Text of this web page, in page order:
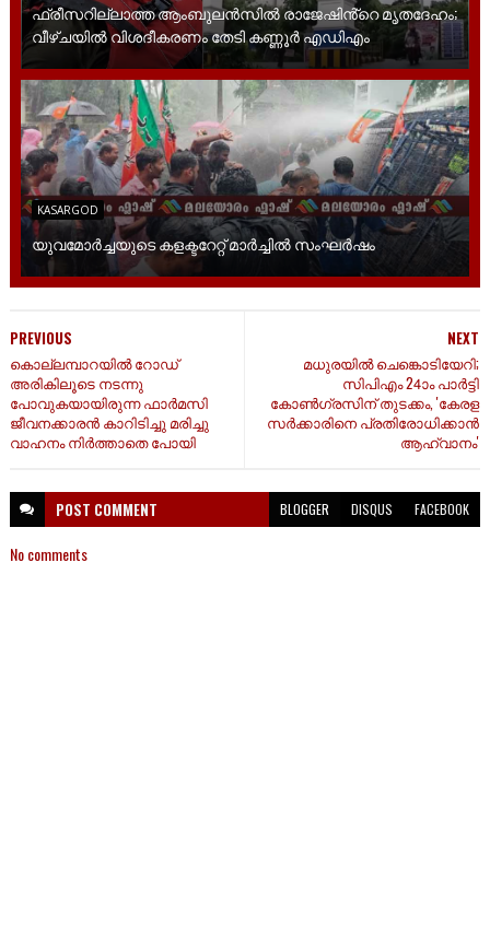
ഫ്രീസറില്ലാത്ത ആംബുലൻസിൽ രാജേഷിൻ്റെ മൃതദേഹം;
വീഴ്ചയിൽ വിശദീകരണം തേടി കണ്ണൂർ എഡിഎം
KASARGOD
യുവമോര്‍ച്ചയുടെ കളക്ടറേറ്റ് മാര്‍ച്ചില്‍ സംഘര്‍ഷം
NEXT
മധുരയിൽ ചെങ്കൊടിയേറി;
സിപിഎം 24ാം പാർട്ടി
കോൺഗ്രസിന് തുടക്കം, 'കേരള
സർക്കാരിനെ പ്രതിരോധിക്കാൻ
ആഹ്വാനം'
PREVIOUS
കൊല്ലമ്പാറയിൽ റോഡ്
അരികിലൂടെ നടന്നു
പോവുകയായിരുന്ന ഫാർമസി
ജീവനക്കാരൻ കാറിടിച്ചു മരിച്ചു
വാഹനം നിർത്താതെ പോയി
POST COMMENT BLOGGER DISQUS FACEBOOK
No comments